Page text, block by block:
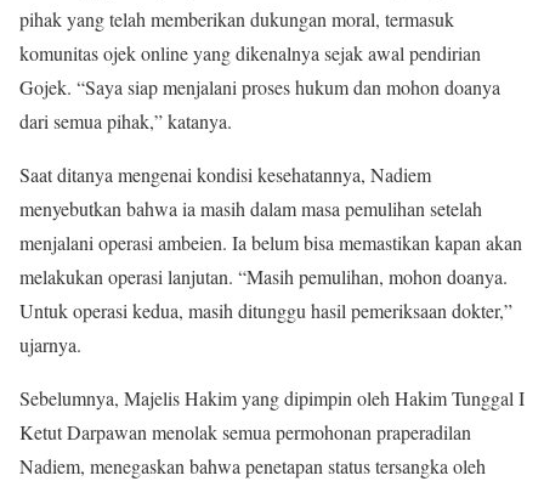
pihak yang telah memberikan dukungan moral, termasuk
komunitas ojek online yang dikenalnya sejak awal pendirian
Gojek. “Saya siap menjalani proses hukum dan mohon doanya
dari semua pihak,” katanya.
Saat ditanya mengenai kondisi kesehatannya, Nadiem
menyebutkan bahwa ia masih dalam masa pemulihan setelah
menjalani operasi ambeien. Ia belum bisa memastikan kapan akan
melakukan operasi lanjutan. “Masih pemulihan, mohon doanya.
Untuk operasi kedua, masih ditunggu hasil pemeriksaan dokter,”
ujarnya.
Sebelumnya, Majelis Hakim yang dipimpin oleh Hakim Tunggal I
Ketut Darpawan menolak semua permohonan praperadilan
Nadiem, menegaskan bahwa penetapan status tersangka oleh